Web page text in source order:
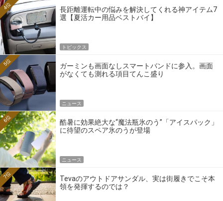
長距離運転中の悩みを解決してくれる神アイテム7
選【夏活カー用品ベストバイ】
4位
トピックス
ガーミンも画面なしスマートバンドに参入。画面
がなくても測れる項目てんこ盛り
5位
ニュース
酷暑に効果絶大な“魔法瓶氷のう”「アイスパック」
に待望のスペア氷のうが登場
6位
ニュース
Tevaのアウトドアサンダル、実は街履きでこそ本
領を発揮するのでは？
7位